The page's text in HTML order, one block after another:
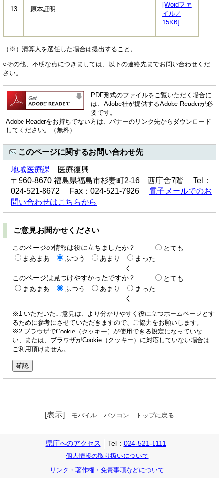
13 原本証明
[Wordファ
イル／
15KB]
（※）清算人を選任した場合は提出すること。
○その他、不明な点につきましては、以下の連絡先までお問い合わせくだ
さい。
PDF形式のファイルをご覧いただく場合に
は、Adobe社が提供するAdobe Readerが必
要です。
Adobe Readerをお持ちでない方は、バナーのリンク先からダウンロード
してください。（無料）
このページに関するお問い合わせ先
地域医療課 医療復興
〒960-8670 福島県福島市杉妻町2-16 西庁舎7階 Tel：
024-521-8672 Fax：024-521-7926 電子メールでのお
問い合わせはこちらから
ご意見お聞かせください
このページの情報は役に立ちましたか？
とても
まあまあ
ふつう あまり
まった
く
このページは見つけやすかったですか？
とても
まあまあ
ふつう あまり
まった
く
※1 いただいたご意見は、より分かりやすく役に立つホームページとす
るために参考にさせていただきますので、ご協力をお願いします。
※2 ブラウザでCookie（クッキー）が使用できる設定になっていな
い、または、ブラウザがCookie（クッキー）に対応していない場合は
ご利用頂けません。
[表示] モバイル パソコン トップに戻る
県庁へのアクセス Tel： 024-521-1111
個人情報の取り扱いについて
リンク・著作権・免責事項などについて